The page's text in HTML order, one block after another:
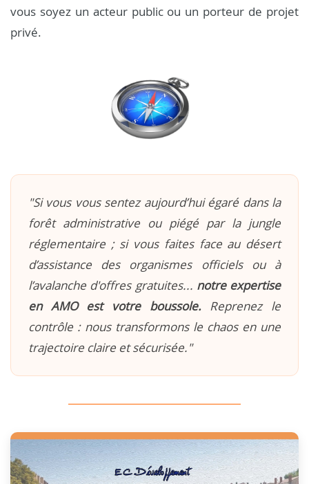
vous soyez un acteur public ou un porteur de projet
privé.
"Si vous vous sentez aujourd’hui égaré dans la
forêt administrative ou piégé par la jungle
réglementaire ; si vous faites face au désert
d’assistance des organismes officiels ou à
l’avalanche d'offres gratuites... notre expertise
en AMO est votre boussole.Reprenez le
contrôle : nous transformons le chaos en une
trajectoire claire et sécurisée."